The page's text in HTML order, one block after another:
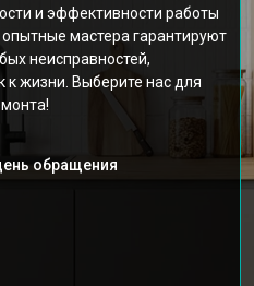
и эффективности работы
мастера гарантируют
неисправностей,
жизни. Выберите нас для
обращения